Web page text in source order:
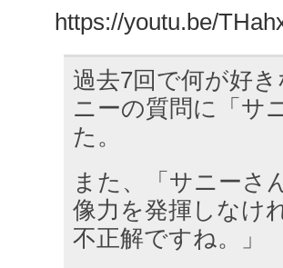
https://youtu.be/
過去7回で何が好
ニーの質問に「サ
た。
また、「サニーさ
像力を発揮しなけ
不正解ですね。」